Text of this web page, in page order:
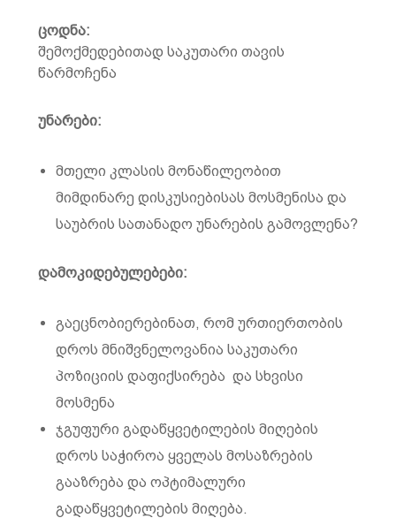
ცოდნა:
შემოქმედებითად საკუთარი თავის
წარმოჩენა
უნარები:
მთელი კლასის მონაწილეობით
მიმდინარე დისკუსიებისას მოსმენისა და
საუბრის სათანადო უნარების გამოვლენა?
დამოკიდებულებები:
გაეცნობიერებინათ, რომ ურთიერთობის
დროს მნიშვნელოვანია საკუთარი
პოზიციის დაფიქსირება და სხვისი
მოსმენა
ჯგუფური გადაწყვეტილების მიღების
დროს საჭიროა ყველას მოსაზრების
გააზრება და ოპტიმალური
გადაწყვეტილების მიღება.